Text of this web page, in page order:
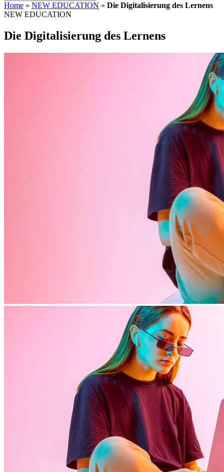
Home » NEW EDUCATION » Die Digitalisierung des Lernens
NEW EDUCATION
Die Digitalisierung des Lernens